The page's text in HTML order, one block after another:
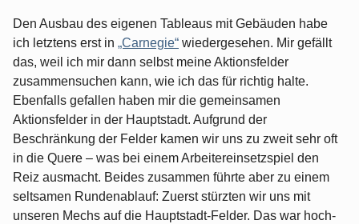
Den Ausbau des eigenen Tableaus mit Gebäuden habe
ich letztens erst in „Carnegie“ wiedergesehen. Mir gefällt
das, weil ich mir dann selbst meine Aktionsfelder
zusammensuchen kann, wie ich das für richtig halte.
Ebenfalls gefallen haben mir die gemeinsamen
Aktionsfelder in der Hauptstadt. Aufgrund der
Beschränkung der Felder kamen wir uns zu zweit sehr oft
in die Quere – was bei einem Arbeitereinsetzspiel den
Reiz ausmacht. Beides zusammen führte aber zu einem
seltsamen Rundenablauf: Zuerst stürzten wir uns mit
unseren Mechs auf die Hauptstadt-Felder. Das war hoch-